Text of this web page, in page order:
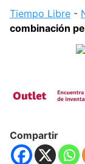
Tiempo Libre -
combinación
Compartir